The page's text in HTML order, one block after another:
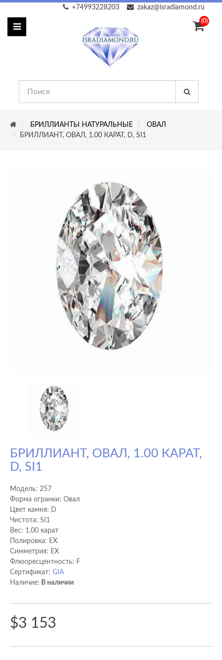
zakaz@isradiamond.ru
+74993228203
(0)
БРИЛЛИАНТЫ НАТУРАЛЬНЫЕ
ОВАЛ
БРИЛЛИАНТ, ОВАЛ, 1.00 КАРАТ, D, SI1
БРИЛЛИАНТ, ОВАЛ, 1.00 КАРАТ,
D, SI1
Модель: 257
Форма огранки: Овал
Цвет камня: D
Чистота: SI1
Вес: 1.00 карат
Полировка: EX
Cимметрия: EX
Флюоресцентность: F
Сертификат: GIA
Наличие: В наличии
$3 153